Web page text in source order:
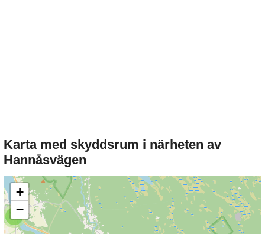
Karta med skyddsrum i närheten av
Hannåsvägen
+
−